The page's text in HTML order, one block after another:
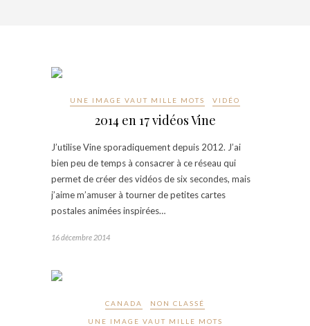
UNE IMAGE VAUT MILLE MOTS VIDÉO
2014 en 17 vidéos Vine
J’utilise Vine sporadiquement depuis 2012. J’ai
bien peu de temps à consacrer à ce réseau qui
permet de créer des vidéos de six secondes, mais
j’aime m’amuser à tourner de petites cartes
postales animées inspirées…
16 décembre 2014
CANADA NON CLASSÉ
UNE IMAGE VAUT MILLE MOTS